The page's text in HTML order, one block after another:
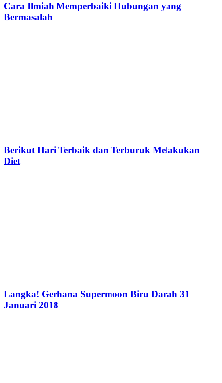
Cara Ilmiah Memperbaiki Hubungan yang
Bermasalah
Berikut Hari Terbaik dan Terburuk Melakukan
Diet
Langka! Gerhana Supermoon Biru Darah 31
Januari 2018